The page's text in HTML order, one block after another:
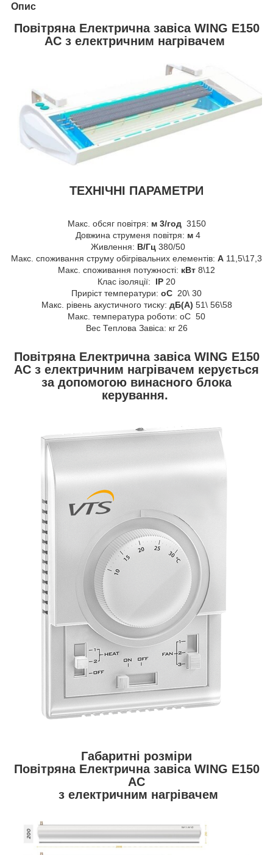
Опис
Повітряна Електрична завіса WING E150
AC з електричним нагрівачем
ТЕХНІЧНІ ПАРАМЕТРИ
Макс. обсяг повітря: м 3/год3150
Довжина струменя повітря: м4
Живлення: В/Гц380/50
Макс. споживання струму обігрівальних елементів: A 11,5\17,3
Макс. споживання потужності: кВт 8\12
Клас ізоляції: IP 20
Приріст температури: oC 20\ 30
Макс. рівень акустичного тиску: дБ(A) 51\ 56\58
Макс. температура роботи: oC 50
Bес Теплова Завіса: кг 26
Повітряна Електрична завіса WING E150
AC з електричним нагрівачем керується
за допомогою винасного блока
керування.
Габаритні розміри
Повітряна Електрична завіса WING E150
AC
з електричним нагрівачем